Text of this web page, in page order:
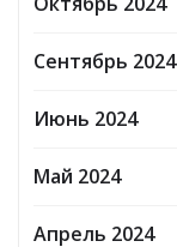
Сентябрь 2024
Июнь 2024
Май 2024
Апрель 2024